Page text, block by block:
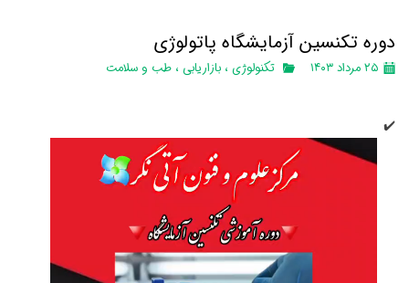
دوره تکنسین آزمایشگاه پاتولوژی
۲۵ مرداد ۱۴۰۳ تکنولوژی ، بازاریابی ، طب و سلامت
✔️